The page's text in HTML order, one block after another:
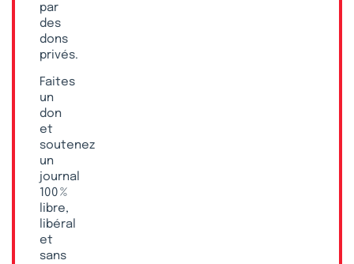
par
des
dons
privés.
Faites
un
don
et
soutenez
un
journal
100 %
libre,
libéral
et
sans